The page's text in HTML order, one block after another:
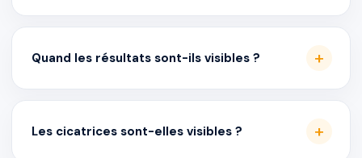
Quand les résultats sont-ils visibles ?
Les cicatrices sont-elles visibles ?